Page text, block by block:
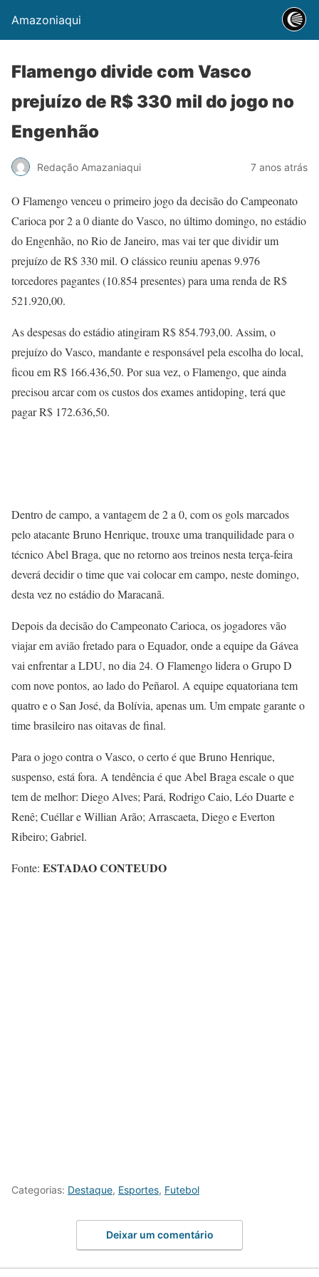
Amazoniaqui
Flamengo divide com Vasco
prejuízo de R$ 330 mil do jogo no
Engenhão
Redação Amazaniaqui 7 anos atrás
O Flamengo venceu o primeiro jogo da decisão do Campeonato
Carioca por 2 a 0 diante do Vasco, no último domingo, no estádio
do Engenhão, no Rio de Janeiro, mas vai ter que dividir um
prejuízo de R$ 330 mil. O clássico reuniu apenas 9.976
torcedores pagantes (10.854 presentes) para uma renda de R$
521.920,00.
As despesas do estádio atingiram R$ 854.793,00. Assim, o
prejuízo do Vasco, mandante e responsável pela escolha do local,
ficou em R$ 166.436,50. Por sua vez, o Flamengo, que ainda
precisou arcar com os custos dos exames antidoping, terá que
pagar R$ 172.636,50.
Dentro de campo, a vantagem de 2 a 0, com os gols marcados
pelo atacante Bruno Henrique, trouxe uma tranquilidade para o
técnico Abel Braga, que no retorno aos treinos nesta terça-feira
deverá decidir o time que vai colocar em campo, neste domingo,
desta vez no estádio do Maracanã.
Depois da decisão do Campeonato Carioca, os jogadores vão
viajar em avião fretado para o Equador, onde a equipe da Gávea
vai enfrentar a LDU, no dia 24. O Flamengo lidera o Grupo D
com nove pontos, ao lado do Peñarol. A equipe equatoriana tem
quatro e o San José, da Bolívia, apenas um. Um empate garante o
time brasileiro nas oitavas de final.
Para o jogo contra o Vasco, o certo é que Bruno Henrique,
suspenso, está fora. A tendência é que Abel Braga escale o que
tem de melhor: Diego Alves; Pará, Rodrigo Caio, Léo Duarte e
Renê; Cuéllar e Willian Arão; Arrascaeta, Diego e Everton
Ribeiro; Gabriel.
Fonte: ESTADAO CONTEUDO
Categorias: Destaque, Esportes, Futebol
Deixar um comentário